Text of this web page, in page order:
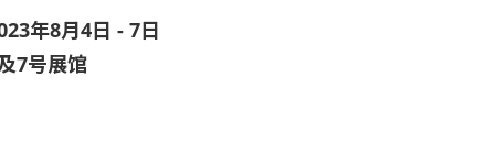
年8月4日 - 7日
7号展馆